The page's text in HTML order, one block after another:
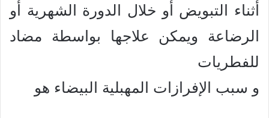
أثناء التبويض أو خلال الدورة الشهرية أو
الرضاعة ويمكن علاجها بواسطة مضاد
للفطريات
و سبب الإفرازات المهبلية البيضاء هو